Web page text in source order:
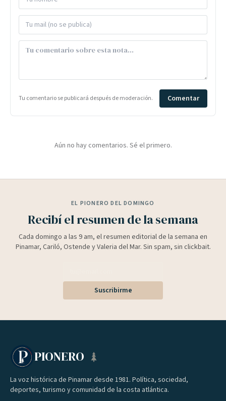
Tu comentario se publicará después de moderación. Comentar
Aún no hay comentarios. Sé el primero.
EL PIONERO DEL DOMINGO
Recibí el resumen de la semana
Cada domingo a las 9 am, el resumen editorial de la semana en
Pinamar, Cariló, Ostende y Valeria del Mar. Sin spam, sin clickbait.
Suscribirme
PIONERO
La voz histórica de Pinamar desde 1981. Política, sociedad,
deportes, turismo y comunidad de la costa atlántica.